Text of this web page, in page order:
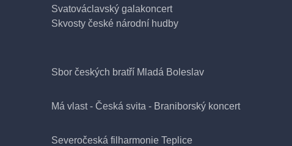
Svatováclavský galakoncert
Skvosty české národní hudby
Sbor českých bratří Mladá Boleslav
Má vlast - Česká svita - Braniborský koncert
Severočeská filharmonie Teplice